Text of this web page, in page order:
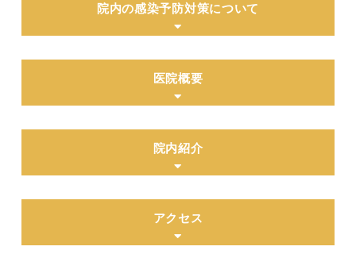
院内の感染予防対策について
医院概要
院内紹介
アクセス